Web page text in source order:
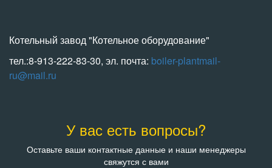
Котельный завод "Котельное оборудование"
тел.:8-913-222-83-30, эл. почта: boiler-plantmail-
ru@mail.ru
У вас есть вопросы?
Оставьте ваши контактные данные и наши менеджеры
свяжутся с вами